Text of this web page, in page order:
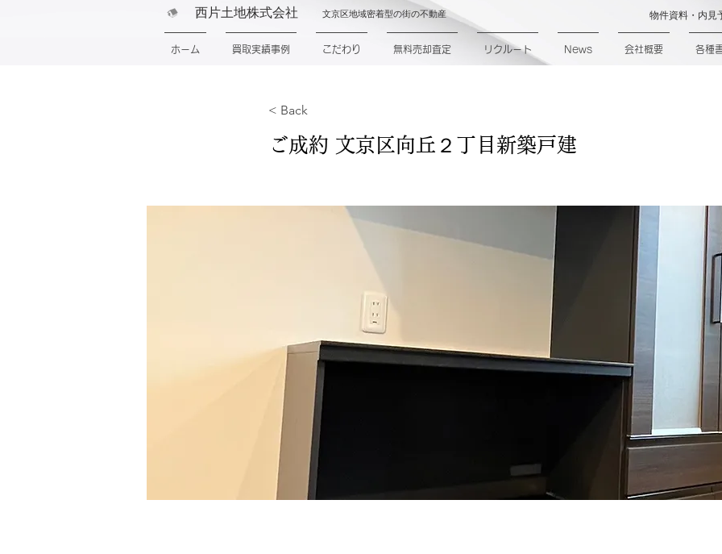
文京区地域密着型の街の不動産
西片土地株式会社 物件資料・内
ホーム 買取実績事例 こだわり 無料売却査定 リクルート News 会社概要 各種
< Back
ご成約 文京区向丘２丁目新築戸建